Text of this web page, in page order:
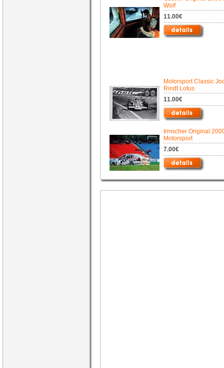
Wolf
11.00€
Motorsport Classic
Rindt Lotus
11.00€
Irmscher Original
Motorsport
7.00€